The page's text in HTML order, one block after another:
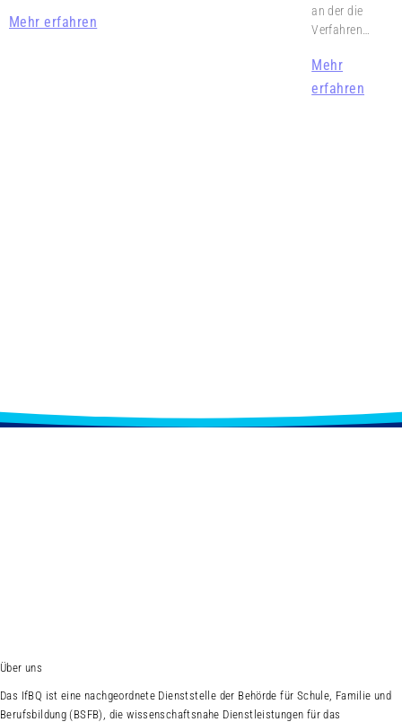
Mehr erfahren
an der die
Verfahren…
Mehr
erfahren
Über uns
Das IfBQ ist eine nachgeordnete Dienststelle der Behörde für Schule, Familie und
Berufsbildung (BSFB), die wissenschaftsnahe Dienstleistungen für das